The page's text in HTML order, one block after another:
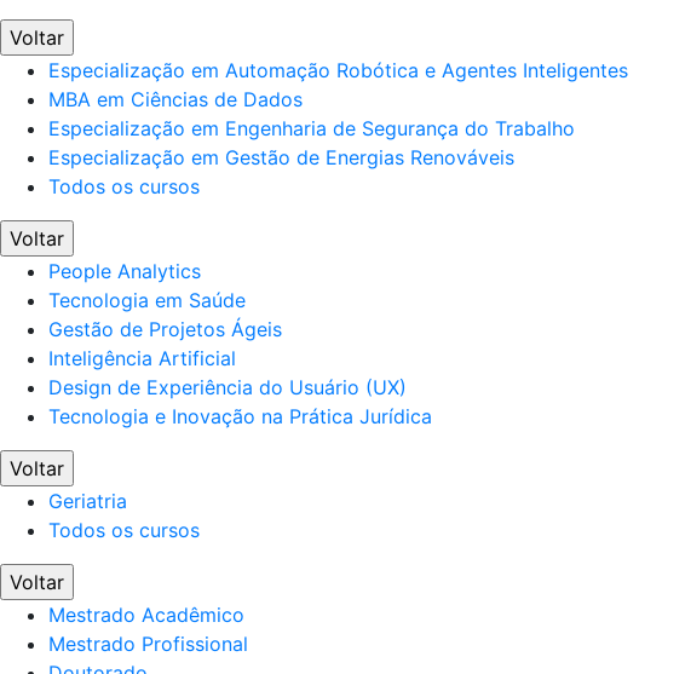
Voltar
Especialização em Automação Robótica e Agentes Inteligentes
MBA em Ciências de Dados
Especialização em Engenharia de Segurança do Trabalho
Especialização em Gestão de Energias Renováveis
Todos os cursos
Voltar
People Analytics
Tecnologia em Saúde
Gestão de Projetos Ágeis
Inteligência Artificial
Design de Experiência do Usuário (UX)
Tecnologia e Inovação na Prática Jurídica
Voltar
Geriatria
Todos os cursos
Voltar
Mestrado Acadêmico
Mestrado Profissional